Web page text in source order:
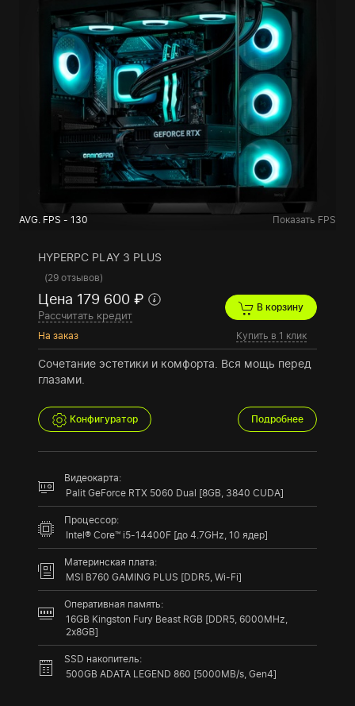
AVG. FPS - 130 Показать FPS
HYPERPC PLAY 3 PLUS
(29 отзывов)
Цена 179 600 ₽
Рассчитать кредит
На заказ
В корзину
Купить в 1 клик
Сочетание эстетики и комфорта. Вся мощь перед
глазами.
Конфигуратор Подробнее
Видеокарта:
Palit GeForce RTX 5060 Dual [8GB, 3840 CUDA]
Процессор:
Intel® Core™ i5-14400F [до 4.7GHz, 10 ядер]
Материнская плата:
MSI B760 GAMING PLUS [DDR5, Wi-Fi]
Оперативная память:
16GB Kingston Fury Beast RGB [DDR5, 6000MHz,
2x8GB]
SSD накопитель:
500GB ADATA LEGEND 860 [5000MB/s, Gen4]